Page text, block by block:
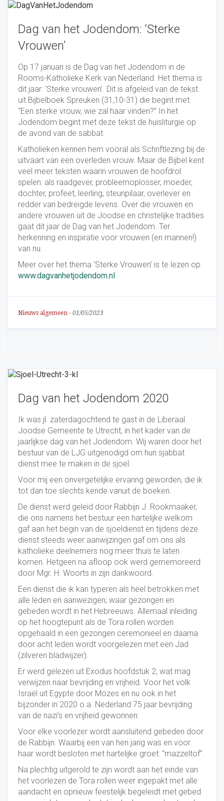
Dag van het Jodendom: ‘Sterke
Vrouwen’
Op 17 januari is de Dag van het Jodendom in de
Rooms-Katholieke Kerk van Nederland. Het thema is
dit jaar: ‘Sterke vrouwen’. Dit is afgeleid van de tekst
uit Bijbelboek Spreuken (31,10-31) die begint met:
“Een sterke vrouw, wie zal haar vinden?” In het
Jodendom begint met deze tekst de huisliturgie op
de avond van de sabbat.
Katholieken kennen hem vooral als Schriftlezing bij de
uitvaart van een overleden vrouw. Maar de Bijbel kent
veel meer teksten waarin vrouwen de hoofdrol
spelen: als raadgever, probleemoplosser, moeder,
dochter, profeet, leerling, steunpilaar, overlever en
redder van bedreigde levens. Over die vrouwen en
andere vrouwen uit de Joodse en christelijke tradities
gaat dit jaar de Dag van het Jodendom. Ter
herkenning en inspiratie voor vrouwen (en mannen!)
van nu.
Meer over het thema ‘Sterke Vrouwen’ is te lezen op
www.dagvanhetjodendom.nl.
Nieuws algemeen - 01/05/2023
Dag van het Jodendom 2020
Ik was jl. zaterdagochtend te gast in de Liberaal
Joodse Gemeente te Utrecht, in het kader van de
jaarlijkse dag van het Jodendom. Wij waren door het
bestuur van de LJG uitgenodigd om hun sjabbat
dienst mee te maken in de sjoel.
Voor mij een onvergetelijke ervaring geworden, die ik
tot dan toe slechts kende vanuit de boeken.
De dienst werd geleid door Rabbijn J. Rookmaaker,
die ons namens het bestuur een hartelijke welkom
gaf aan het begin van de sjoeldienst en tijdens deze
dienst steeds weer aanwijzingen gaf om ons als
katholieke deelnemers nog meer thuis te laten
komen. Hetgeen na afloop ook werd gememoreerd
door Mgr. H. Woorts in zijn dankwoord.
Een dienst die ik kan typeren als heel betrokken met
alle leden en aanwezigen; waar gezongen en
gebeden wordt in het Hebreeuws. Allemaal inleiding
op het hoogtepunt als de Tora rollen worden
opgehaald in een gezongen ceremonieel en daarna
door acht leden wordt voorgelezen met een Jad
(zilveren bladwijzer).
Er werd gelezen uit Exodus hoofdstuk 2, wat mag
verwijzen naar bevrijding en vrijheid. Voor het volk
Israël uit Egypte door Mozes en nu ook in het
bijzonder in 2020 o.a. Nederland 75 jaar bevrijding
van de nazi’s en vrijheid gewonnen.
Voor elke voorlezer wordt aansluitend gebeden door
de Rabbijn. Waarbij een van hen jarig was en voor
haar wordt besloten met hartelijke groet: “mazzeltof”.
Na plechtig uitgerold te zijn wordt aan het einde van
het voorlezen de Tora rollen weer ingepakt met alle
aandacht en opnieuw feestelijk begeleidt met gebed